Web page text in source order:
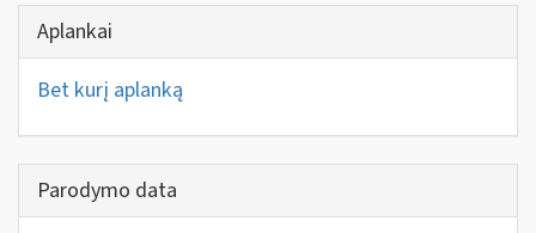
Aplankai
Bet kurį aplanką
Parodymo data